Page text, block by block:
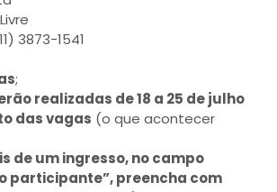
3873-1541
;
realizadas de 18 a 25 de julho
das vagas (o que acontecer
de um ingresso, no campo
participante”, preencha com